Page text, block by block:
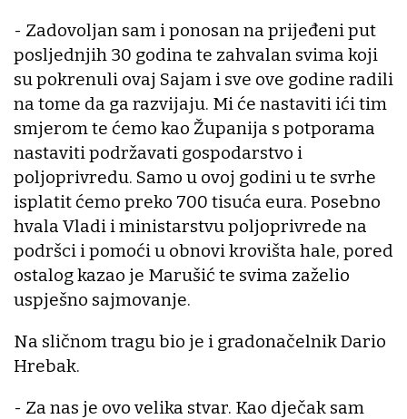
- Zadovoljan sam i ponosan na prijeđeni put
posljednjih 30 godina te zahvalan svima koji
su pokrenuli ovaj Sajam i sve ove godine radili
na tome da ga razvijaju. Mi će nastaviti ići tim
smjerom te ćemo kao Županija s potporama
nastaviti podržavati gospodarstvo i
poljoprivredu. Samo u ovoj godini u te svrhe
isplatit ćemo preko 700 tisuća eura. Posebno
hvala Vladi i ministarstvu poljoprivrede na
podršci i pomoći u obnovi krovišta hale, pored
ostalog kazao je Marušić te svima zaželio
uspješno sajmovanje.
Na sličnom tragu bio je i gradonačelnik Dario
Hrebak.
- Za nas je ovo velika stvar. Kao dječak sam